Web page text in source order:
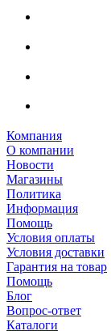
Компания
О компании
Новости
Магазины
Политика
Информация
Помощь
Условия оплаты
Условия доставки
Гарантия на товар
Помощь
Блог
Вопрос-ответ
Каталоги